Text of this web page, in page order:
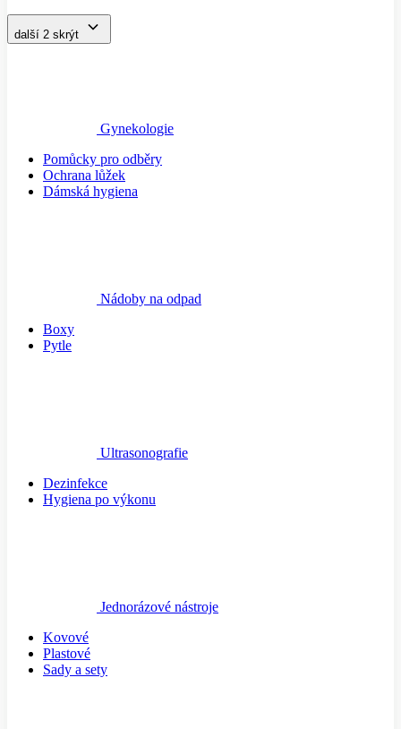
další 2 skrýt
Gynekologie
Pomůcky pro odběry
Ochrana lůžek
Dámská hygiena
Nádoby na odpad
Boxy
Pytle
Ultrasonografie
Dezinfekce
Hygiena po výkonu
Jednorázové nástroje
Kovové
Plastové
Sady a sety